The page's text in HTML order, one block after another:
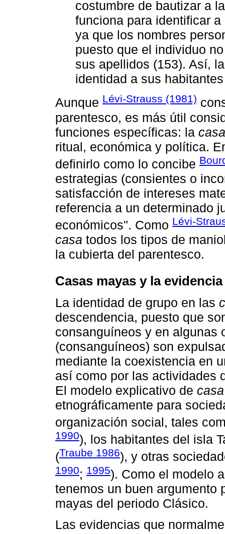
costumbre de bautizar a
funciona para identificar
ya que los nombres
puesto que el individuo
sus apellidos (153). Así,
identidad a sus
Aunque Lévi-Strauss (1981)
parentesco, es más útil
funciones específicas: la casa
ritual, económica y política.
definirlo como lo concibe
estrategias (consientes o
satisfacción de intereses
referencia a un determinado
económicos". Como Lévi-
casa todos los tipos de
la cubierta del parentesco.
Casas mayas y la
La identidad de grupo en las
descendencia, puesto que
consanguíneos y en algunas
(consanguíneos) son
mediante la coexistencia en
así como por las actividades
El modelo explicativo de casa
etnográficamente para
organización social, tales
1990), los habitantes del isla
(Traube 1986), y otras
1990; 1995). Como el modelo
tenemos un buen argumento
mayas del periodo Clásico.
Las evidencias que